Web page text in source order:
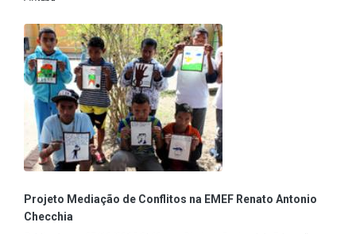
Projeto Mediação de Conflitos na EMEF Renato Antonio
Checchia